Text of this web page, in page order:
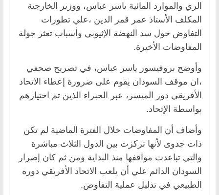
الري والموارد المائية ياسر عباس، ووزير الخارجية
المكلف الأستاذ عمر قمر الدين ،علي تطورات
التفاوض حول سد النهضة الإثيوبي وأسباب تعثر جولة
المفاوضات الأخيرة.
وأوضح بروفيسور ياسر عباس، في تصريح صحفي
،ان موقف السودان يقوم على ضرورة إعطاء الاتحاد
الأفريقي دور الميسر، عبر الخبراء الذين تم اختيارهم
بواسطة الإتحاد.
وأضاف أن المفاوضات خلال الفترة الماضية لم تكن
ذات جدوى لأنها تركزت بين الدول الثلاث مباشرة
والتي تباعدت مواقفها منذ البداية ومن ثم كان إصرار
السودان الدائم علي أن يلعب الاتحاد الأفريقي دوره
الطبيعي في تذليل عملية التفاوض.